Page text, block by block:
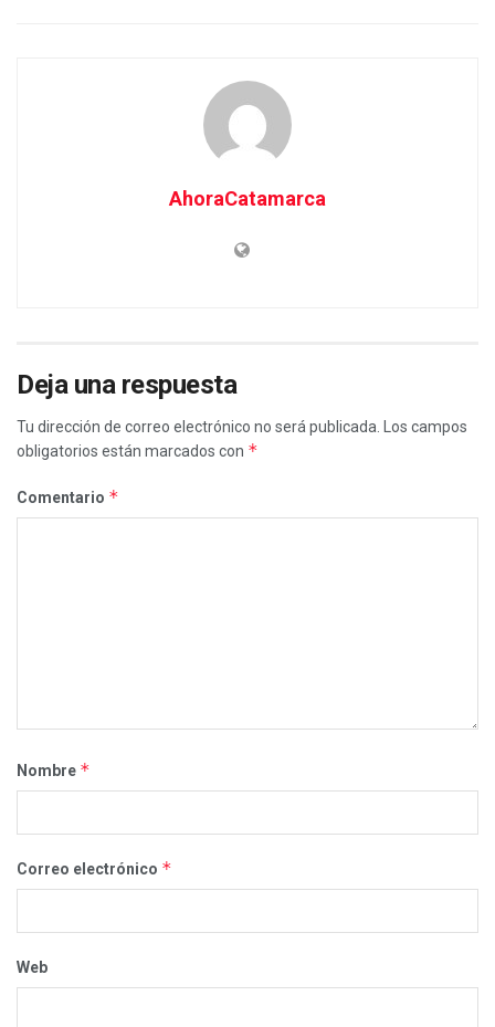
AhoraCatamarca
Deja una respuesta
Tu dirección de correo electrónico no será publicada.
Los campos
obligatorios están marcados con *
Comentario *
Nombre *
Correo electrónico *
Web